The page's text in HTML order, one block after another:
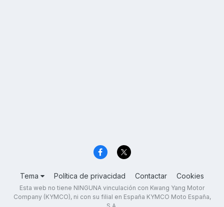
Tema Política de privacidad Contactar Cookies
Esta web no tiene NINGUNA vinculación con Kwang Yang Motor
Company (KYMCO), ni con su filial en España KYMCO Moto España,